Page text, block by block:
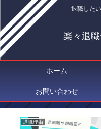
退職した
楽々退職
ホーム
お問い合わせ
退職理由